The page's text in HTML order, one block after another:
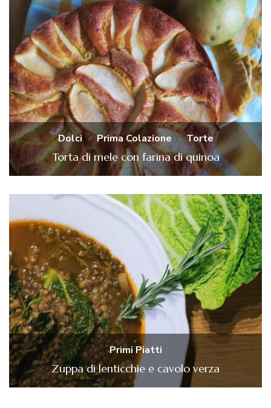
Dolci Prima Colazione Torte
Torta di mele con farina di quinoa
Primi Piatti
Zuppa di lenticchie e cavolo verza